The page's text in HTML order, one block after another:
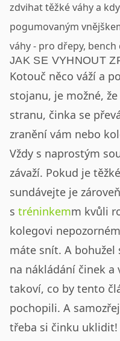
zdvihat těžké váhy a
pogumovaným
váhy - pro dřepy,
JAK SE VYHNOUT
Kotouč něco váží a
stojanu, je možné,
stranu, činka se
zranění vám nebo
Vždy s naprostým
závaží. Pokud je
sundávejte je
s tréninkemm kvůli
kolegovi
máte snít. A bohužel
na nákládání činek a
takoví, co by tento
pochopili. A
třeba si činku